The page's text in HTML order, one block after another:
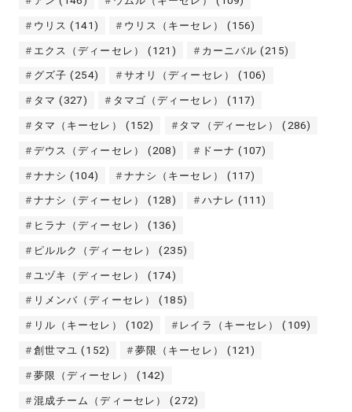
ウリス (141) ウリス（キーセレ） (156)
エクス（ディーセレ） (121) カーニバル (215)
グズ子 (254) サオリ（ディーセレ） (106)
タマ (327) タマゴ（ディーセレ） (117)
タマ（キーセレ） (152) タマ（ディーセレ） (286)
デウス（ディーセレ） (208) ドーナ (107)
ナナシ (104) ナナシ（キーセレ） (117)
ナナシ（ディーセレ） (128) ハナレ (111)
ヒラナ（ディーセレ） (136)
ピルルク（ディーセレ） (235)
ユヅキ（ディーセレ） (174)
リメンバ（ディーセレ） (185)
リル（キーセレ） (102) レイラ（キーセレ） (109)
創世マユ (152) 夢限（キーセレ） (121)
夢限（ディーセレ） (142)
混成チーム（ディーセレ） (272)